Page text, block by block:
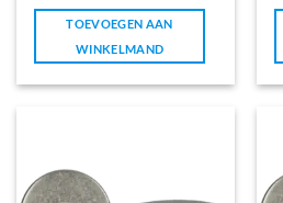
TOEVOEGEN AAN
WINKELMAND